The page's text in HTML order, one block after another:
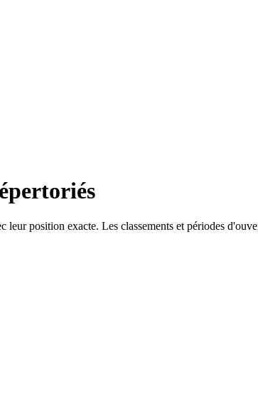
leur position exacte. Les classements et périodes